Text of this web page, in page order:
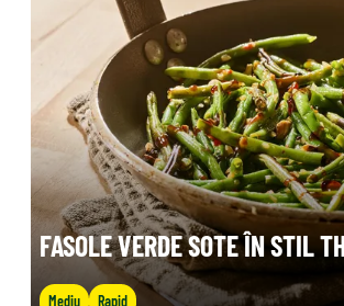
FASOLE VERDE SOTE ÎN STIL
Mediu Rapid